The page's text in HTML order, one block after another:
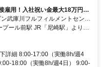
雇用！入社祝い金最大18万円】
定雇用可能！
武庫川フルフィルメントセンタ
尼崎駅」よりシ
よりシャトルバス約30分
40分 ※シャトルバス運行あり ※
ク通勤不可
詳細 8:00-17:00（実働8h/週4
18:00（実働8h/週4日） 9:00-